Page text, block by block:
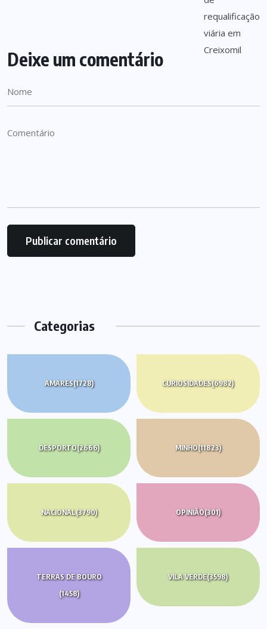
Deixe um comentário
Categorias
AMARES(1728) CURIOSIDADES(6982)
DESPORTO(2666) MINHO(11823)
NACIONAL(3790) OPINIÃO(301)
TERRAS DE BOURO
(1458)
VILA VERDE(3598)